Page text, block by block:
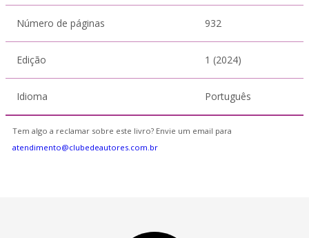
Número de páginas 932
Edição 1 (2024)
Idioma Português
Tem algo a reclamar sobre este livro? Envie um email para
atendimento@clubedeautores.com.br